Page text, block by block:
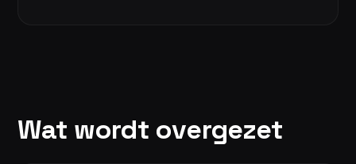
Wat wordt overgezet